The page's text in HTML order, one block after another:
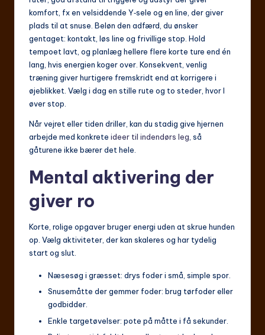
komfort, fx en velsiddende Y‑sele og en line, der giver
plads til at snuse. Beløn den adfærd, du ønsker
gentaget: kontakt, løs line og frivillige stop. Hold
tempoet lavt, og planlæg hellere flere korte ture end én
lang, hvis energien koger over. Konsekvent, venlig
træning giver hurtigere fremskridt end at korrigere i
øjeblikket. Vælg i dag en stille rute og to steder, hvor I
øver stop.
Når vejret eller tiden driller, kan du stadig give hjernen
arbejde med konkrete ideer til indendørs leg, så
gåturene ikke bærer det hele.
Mental aktivering der
giver ro
Korte, rolige opgaver bruger energi uden at skrue hunden
op. Vælg aktiviteter, der kan skaleres og har tydelig
start og slut.
Næsesøg i græsset: drys foder i små, simple spor.
Snusemåtte der gemmer foder: brug tørfoder eller
godbidder.
Enkle targetøvelser: pote på måtte i få sekunder.